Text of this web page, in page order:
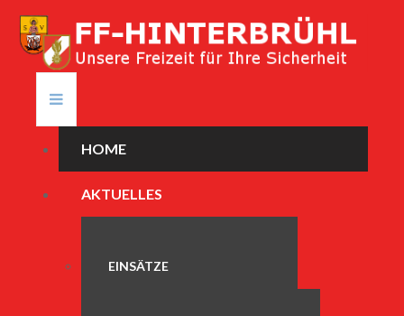
HOME
AKTUELLES
EINSÄTZE